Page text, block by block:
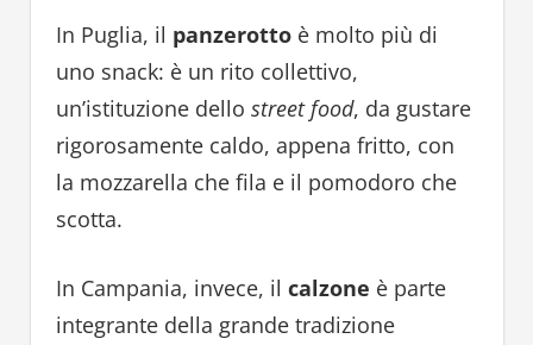
In Puglia, il panzerottoè molto più di
uno snack: è un rito collettivo,
un’istituzione dello street food, da gustare
rigorosamente caldo, appena fritto, con
la mozzarella che fila e il pomodoro che
scotta.
In Campania, invece, il calzone è parte
integrante della grande tradizione